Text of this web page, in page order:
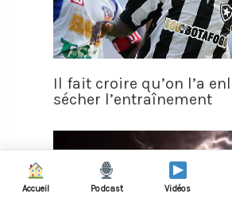
Il fait croire qu’on l’a
sécher l’entraînement
Accueil Podcast Vidéos